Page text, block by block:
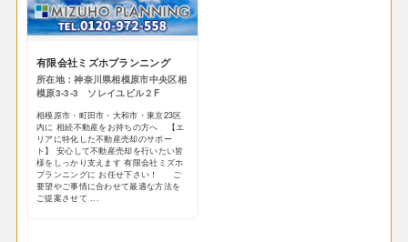
有限会社ミズホプランニング
所在地：神奈川県相模原市中央区相
模原3-3-3 ソレイユビル２F
相模原市・町田市・大和市・東京23区
内に 相続不動産をお持ちの方へ 【エ
リアに特化した不動産売却のサポー
ト】 安心して不動産売却を行いたい皆
様をしっかり支えます 有限会社ミズホ
プランニングに お任せ下さい！ ご
要望やご事情に合わせて最適な方法を
ご提案させて ...